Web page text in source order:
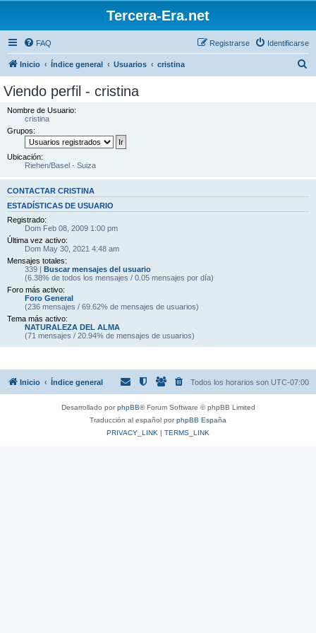
Tercera-Era.net
FAQ Identificarse
Registrarse
Inicio Índice general Usuarios cristina
Viendo perfil - cristina
Nombre de Usuario:
cristina
Grupos:
Ubicación:
Riehen/Basel - Suiza
CONTACTAR CRISTINA
ESTADÍSTICAS DE USUARIO
Registrado:
Dom Feb 08, 2009 1:00 pm
Última vez activo:
Dom May 30, 2021 4:48 am
Mensajes totales:
339 | Buscar mensajes del usuario
(6.38% de todos los mensajes / 0.05 mensajes por día)
Foro más activo:
Foro General
(236 mensajes / 69.62% de mensajes de usuarios)
Tema más activo:
NATURALEZA DEL ALMA
(71 mensajes / 20.94% de mensajes de usuarios)
Inicio Índice general Todos los horarios son UTC-07:00
Desarrollado porphpBB® Forum Software © phpBB Limited
Traducción al español porphpBB España
PRIVACY_LINK | TERMS_LINK